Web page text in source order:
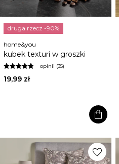
druga rzecz -90%
home&you
kubek texturi w groszki
opinii (35)
19,99 zł
shopping_bag
favorite